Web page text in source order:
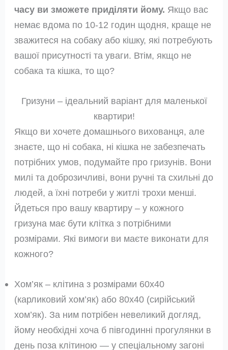
часу ви зможете приділяти йому. Якщо вас
немає вдома по 10-12 годин щодня, краще не
зважитеся на собаку або кішку, які потребують
вашої присутності та уваги. Втім, якщо не
собака та кішка, то що?
Гризуни – ідеальний варіант для маленької
квартири!
Якщо ви хочете домашнього вихованця, але
знаєте, що ні собака, ні кішка не забезпечать
потрібних умов, подумайте про гризунів. Вони
милі та доброзичливі, вони ручні та схильні до
людей, а їхні потреби у житлі трохи менші.
Йдеться про вашу квартиру – у кожного
гризуна має бути клітка з потрібними
розмірами. Які вимоги ви маєте виконати для
кожного?
Хом’як – клітина з розмірами 60х40
(карликовий хом’як) або 80х40 (сирійський
хом’як). За ним потрібен невеликий догляд,
йому необхідні хоча б півгодинні прогулянки в
день поза клітиною — у спеціальному загоні